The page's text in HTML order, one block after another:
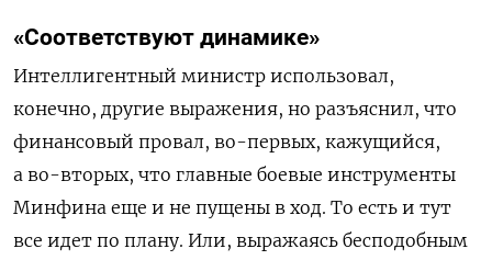
«Соответствуют динамике»
Интеллигентный министр использовал,
конечно, другие выражения, но разъяснил, что
финансовый провал, во-первых, кажущийся,
а во-вторых, что главные боевые инструменты
Минфина еще и не пущены в ход. То есть и тут
все идет по плану. Или, выражаясь бесподобным